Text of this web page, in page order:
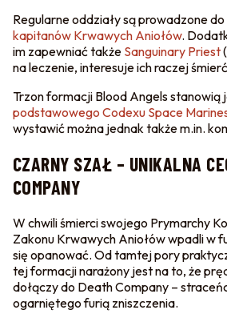
Regularne oddziały są prowadzone
kapitanów Krwawych Aniołów.
im zapewniać także Sanguinary Priest
na leczenie, interesuje ich raczej
Trzon formacji Blood Angels stanowią
podstawowego Codexu Space
wystawić można jednak także m.in.
CZARNY SZAŁ – UNIKALNA
COMPANY
W chwili śmierci swojego Prymarchy
Zakonu Krwawych Aniołów wpadli w
się opanować. Od tamtej pory
tej formacji narażony jest na to, że
dołączy do Death Company –
ogarniętego furią zniszczenia.